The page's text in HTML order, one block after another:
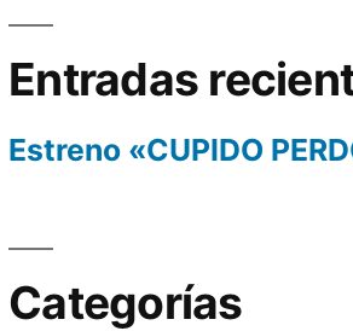
Entradas
Estreno «CUPIDO
Categorías